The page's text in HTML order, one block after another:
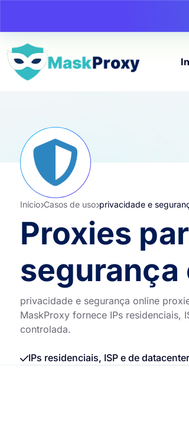
Início Casos de uso privacidade e
Proxies
segurança
privacidade e segurança online
MaskProxy fornece IPs residenciais,
controlada.
IPs residenciais, ISP e de datacenter